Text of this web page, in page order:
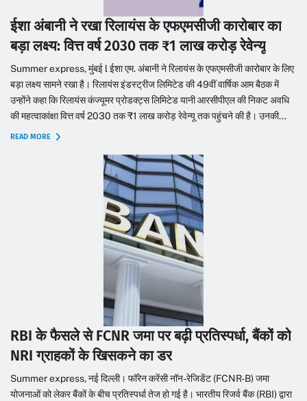
ईशा अंबानी ने रखा रिलायंस के एफएमसीजी कारोबार का
बड़ा लक्ष्य: वित्त वर्ष 2030 तक ₹1 लाख करोड़ रेवेन्यू
Summer express, मुंबई l ईशा एम. अंबानी ने रिलायंस के एफएमसीजी कारोबार के लिए
बड़ा लक्ष्य सामने रखा है। रिलायंस इंडस्ट्रीज लिमिटेड की 49वीं वार्षिक आम बैठक में
उन्होंने कहा कि रिलायंस कंज्यूमर प्रोडक्ट्स लिमिटेड यानी आरसीपीएल की निकट अवधि
की महत्वाकांक्षा वित्त वर्ष 2030 तक ₹1 लाख करोड़ रेवेन्यू तक पहुंचने की है। उनकी...
READ MORE
RBI के फैसले से FCNR जमा पर बढ़ी प्रतिस्पर्धा, बैंकों को
NRI ग्राहकों के खिसकने का डर
Summer express, नई दिल्ली। फॉरेन करेंसी नॉन-रेजिडेंट (FCNR-B) जमा
योजनाओं को लेकर बैंकों के बीच प्रतिस्पर्धा तेज हो गई है। भारतीय रिजर्व बैंक (RBI) द्वारा